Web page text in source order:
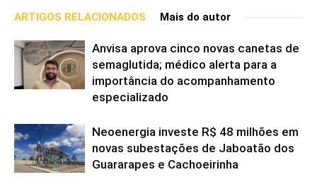
ARTIGOS RELACIONADOS Mais do autor
Anvisa aprova cinco novas canetas de
semaglutida; médico alerta para a
importância do acompanhamento
especializado
Neoenergia investe R$ 48 milhões em
novas subestações de Jaboatão dos
Guararapes e Cachoeirinha